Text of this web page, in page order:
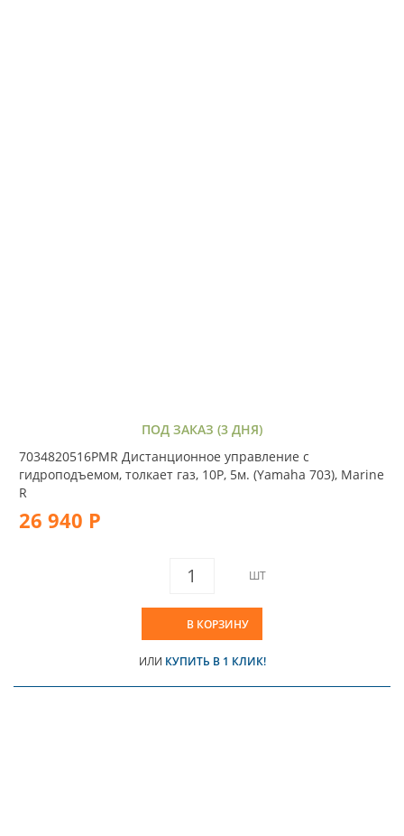
ПОД ЗАКАЗ (3 ДНЯ)
7034820516PMR Дистанционное управление с
гидроподъемом, толкает газ, 10P, 5м. (Yamaha 703), Marine
R
26 940 Р
ШТ
В КОРЗИНУ
ИЛИ КУПИТЬ В 1 КЛИК!